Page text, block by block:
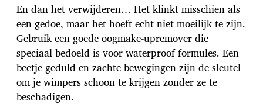
En dan het verwijderen… Het klinkt misschien als
een gedoe, maar het hoeft echt niet moeilijk te zijn.
Gebruik een goede oogmake-upremover die
speciaal bedoeld is voor waterproof formules. Een
beetje geduld en zachte bewegingen zijn de sleutel
om je wimpers schoon te krijgen zonder ze te
beschadigen.